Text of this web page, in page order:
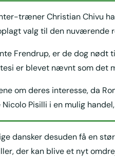
træner Christian Chivu
valg til den nuværende
Frendrup, er de dog
er blevet nævnt som det
om deres interesse, da
Pisilli i en mulig
dansker desuden få en
der kan blive et nyt